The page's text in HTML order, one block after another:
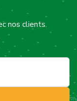
nos clients.